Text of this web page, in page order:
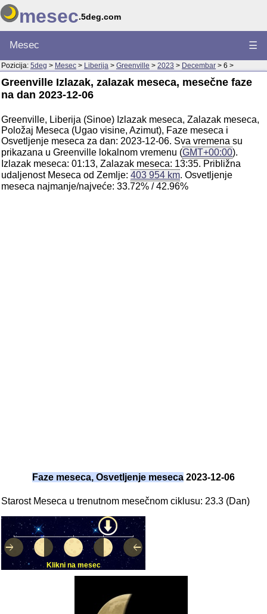
mesec.5deg.com
Mesec ☰
Pozicija: 5deg > Mesec > Liberija > Greenville > 2023 > Decembar > 6 >
Greenville Izlazak, zalazak meseca, mesečne faze
na dan 2023-12-06
Greenville, Liberija (Sinoe) Izlazak meseca, Zalazak meseca,
Položaj Meseca (Ugao visine, Azimut), Faze meseca i
Osvetljenje meseca za dan: 2023-12-06. Sva vremena su
prikazana u Greenville lokalnom vremenu (GMT+00:00).
Izlazak meseca: 01:13, Zalazak meseca: 13:35. Približna
udaljenost Meseca od Zemlje: 403 954 km. Osvetljenje
meseca najmanje/najveće: 33.72% / 42.96%
Faze meseca, Osvetljenje meseca 2023-12-06
Starost Meseca u trenutnom mesečnom ciklusu: 23.3 (Dan)
Klikni na mesec